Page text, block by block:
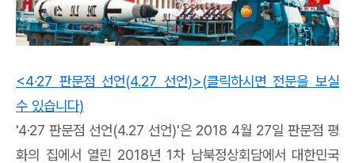
<4·27 판문점 선언(4.27 선언)>(클릭하시면 전문을 보실
수 있습니다)
'4·27 판문점 선언(4.27 선언)'은 2018 4월 27일 판문점 평
화의 집에서 열린 2018년 1차 남북정상회담에서 대한민국